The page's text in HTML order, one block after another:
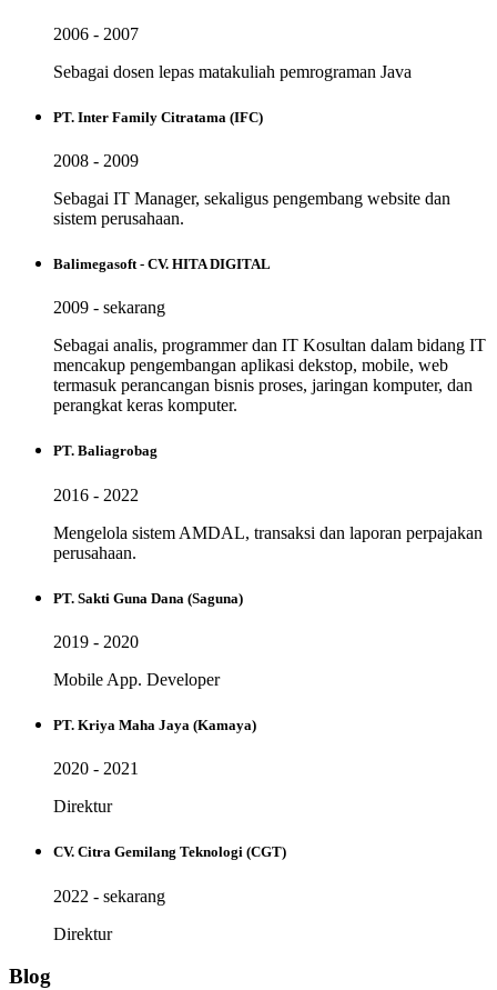
2006 - 2007
Sebagai dosen lepas matakuliah pemrograman Java
PT. Inter Family Citratama (IFC)
2008 - 2009
Sebagai IT Manager, sekaligus pengembang website dan
sistem perusahaan.
Balimegasoft - CV. HITA DIGITAL
2009 - sekarang
Sebagai analis, programmer dan IT Kosultan dalam bidang IT
mencakup pengembangan aplikasi dekstop, mobile, web
termasuk perancangan bisnis proses, jaringan komputer, dan
perangkat keras komputer.
PT. Baliagrobag
2016 - 2022
Mengelola sistem AMDAL, transaksi dan laporan perpajakan
perusahaan.
PT. Sakti Guna Dana (Saguna)
2019 - 2020
Mobile App. Developer
PT. Kriya Maha Jaya (Kamaya)
2020 - 2021
Direktur
CV. Citra Gemilang Teknologi (CGT)
2022 - sekarang
Direktur
Blog